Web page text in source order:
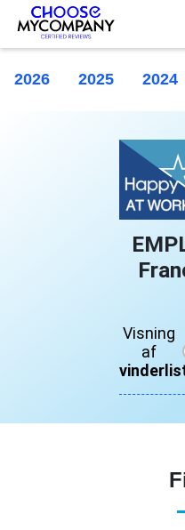
2026 2025 2024
Visning
af
CCookie-styringspanel